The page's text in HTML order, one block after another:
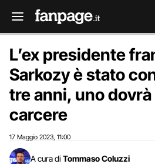
L’ex presidente
Sarkozy è stato
tre anni, uno
carcere
17 Maggio 2023 11:00
A cura di Tommaso Coluzzi